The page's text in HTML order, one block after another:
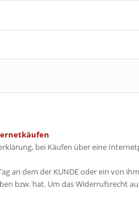
bei Käufen über eine
an dem der KUNDE oder ein von
bzw. hat. Um das Widerrufsrecht